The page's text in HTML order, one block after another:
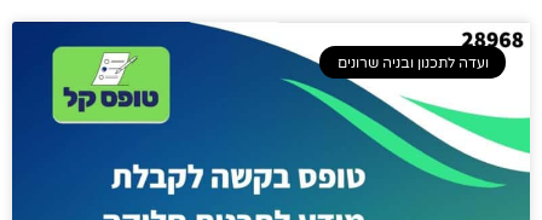
ועדה לתכנון ובניה שרונים